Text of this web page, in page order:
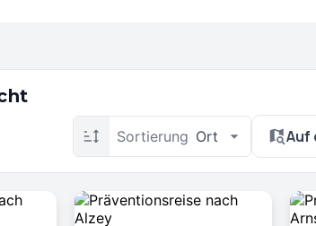
Sortierung Ort Auf